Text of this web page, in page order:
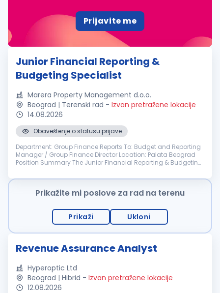
Prijavite me
Junior Financial Reporting &
Budgeting Specialist
Marera Property Management d.o.o.
Beograd | Terenski rad - Izvan pretražene lokacije
14.08.2026
Obaveštenje o statusu prijave
Department: Group Finance Reports To: Budget and Reporting
Manager / Group Finance Director Location: Palata Beograd
Position Summary The Junior Financial Reporting & Budgeting
consolidat...
Prikažite mi poslove za rad na terenu
Prikaži Ukloni
Revenue Assurance Analyst
Hyperoptic Ltd
Beograd | Hibrid - Izvan pretražene lokacije
12.08.2026